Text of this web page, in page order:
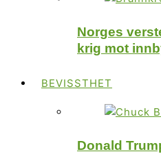
Norges
krig mot
BEVISSTHET
Donald